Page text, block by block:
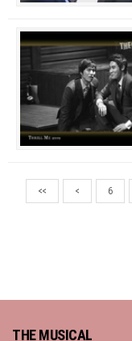
<< < 6
THE MUSICAL